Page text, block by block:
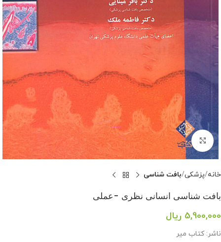
بزرگنمایی تصویر
خانه پزشکی بافت شناسی
بافت شناسی انسانی نظری -عملی
5,900,000 ریال
ناشر: کتاب میر